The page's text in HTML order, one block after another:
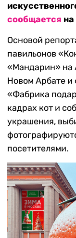
сообщается
Основой
павильонов
«Мандарин» на
Новом Арбате
«Фабрика
кадрах кот и
украшения,
посетителями.